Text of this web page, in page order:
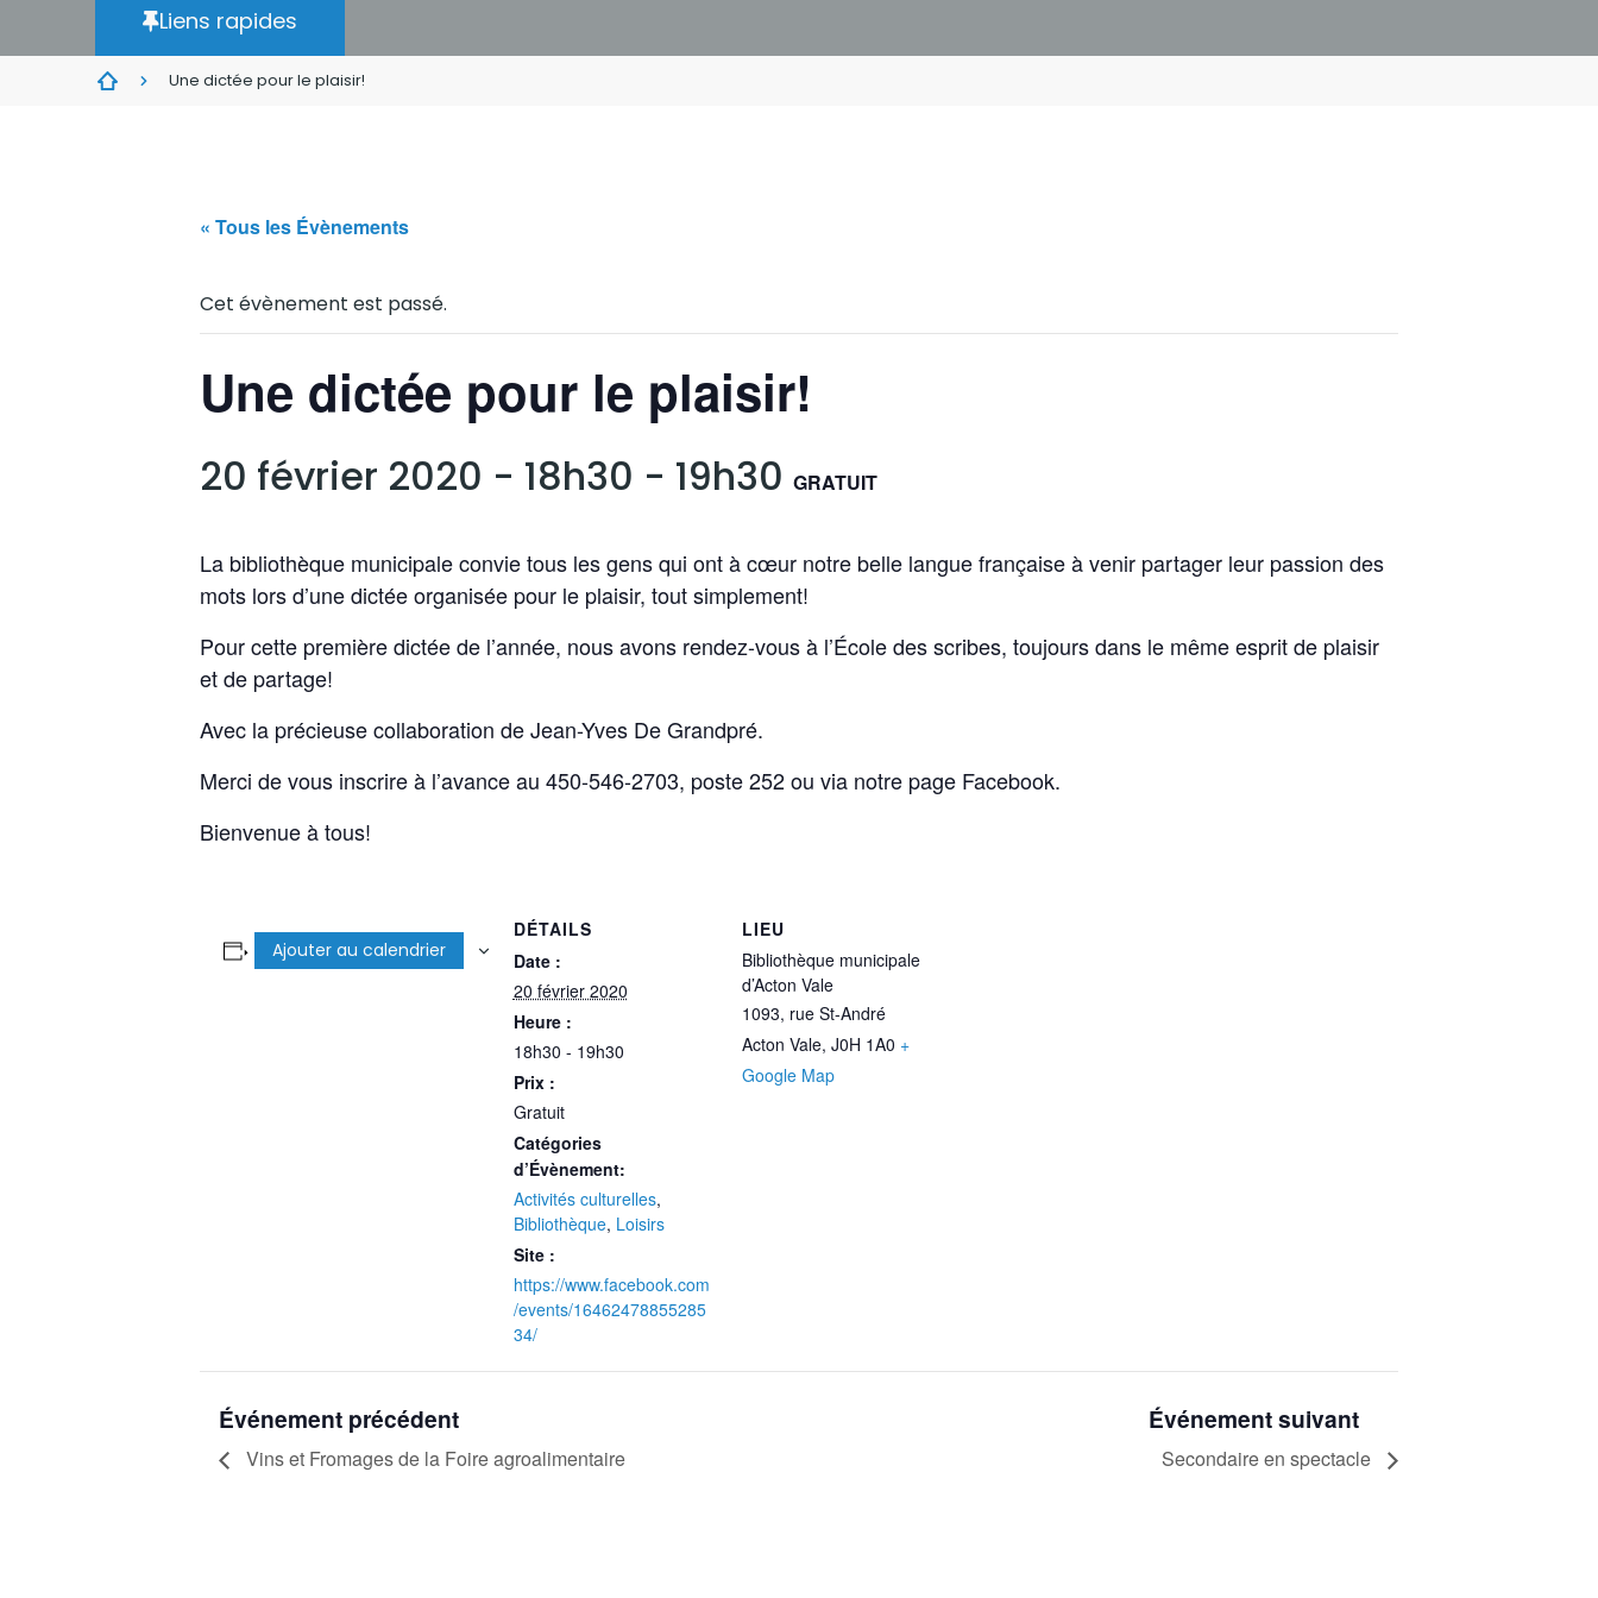
Liens rapides
Une dictée pour le plaisir!
« Tous les Évènements
Cet évènement est passé.
Une dictée pour le plaisir!
20 février 2020 - 18h30 - 19h30 GRATUIT
La bibliothèque municipale convie tous les gens qui ont à cœur notre belle langue française à venir partager leur passion des
mots lors d’une dictée organisée pour le plaisir, tout simplement!
Pour cette première dictée de l’année, nous avons rendez-vous à l’École des scribes, toujours dans le même esprit de plaisir
et de partage!
Avec la précieuse collaboration de Jean-Yves De Grandpré.
Merci de vous inscrire à l’avance au 450-546-2703, poste 252 ou via notre page Facebook.
Bienvenue à tous!
Ajouter au calendrier
DÉTAILS
Date :
20 février 2020
Heure :
18h30 - 19h30
Prix :
Gratuit
Catégories
d’Évènement:
Activités culturelles,
Bibliothèque, Loisirs
Site :
https://www.facebook.com
/events/16462478855285
34/
LIEU
Bibliothèque municipale
d’Acton Vale
1093, rue St-André
Acton Vale, J0H 1A0 +
Google Map
Événement précédent
Vins et Fromages de la Foire agroalimentaire
Événement suivant
Secondaire en spectacle